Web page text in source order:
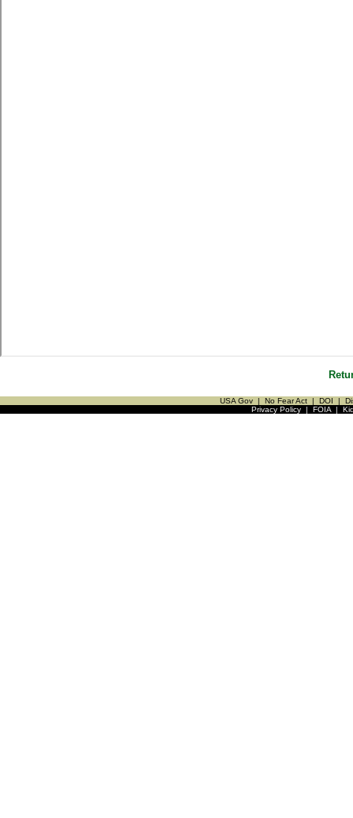
USA Gov | No Fear Act | DOI |
Privacy Policy| FOIA|